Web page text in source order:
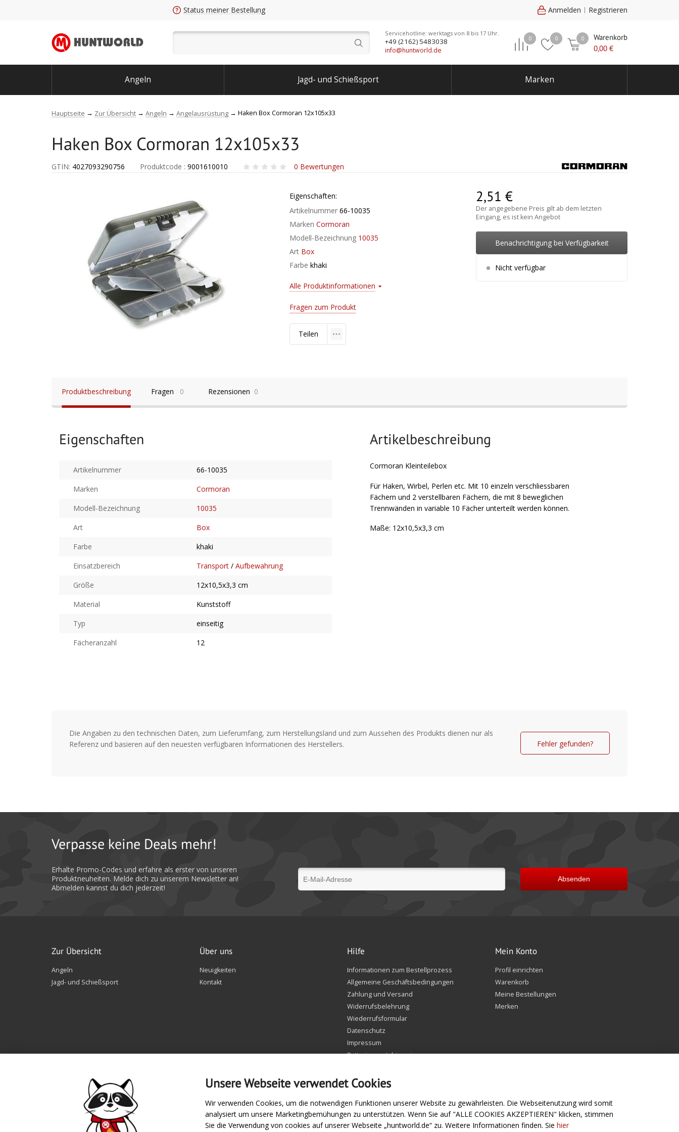
Status meiner Bestellung Anmelden Registrieren
Servicehotline: werktags von 8 bis 17 Uhr.
+49 (2162) 5483038
info@huntworld.de
0 0 0
Warenkorb
0,00 €
Angeln Jagd- und Schießsport Marken
Hauptseite Zur Übersicht Angeln Angelausrüstung Haken Box Cormoran 12x105x33
Haken Box Cormoran 12x105x33
GTIN: 4027093290756 Produktcode : 9001610010 0 Bewertungen
Eigenschaften:
Artikelnummer 66-10035
Marken Cormoran
Modell-Bezeichnung 10035
Art Box
Farbe khaki
Alle Produktinformationen
Fragen zum Produkt
Teilen
2,51 €
Der angegebene Preis gilt ab dem letzten
Eingang, es ist kein Angebot
Benachrichtigung bei Verfügbarkeit
Nicht verfügbar
Produktbeschreibung Fragen 0 Rezensionen 0
Eigenschaften
Artikelnummer
66-10035
Marken
Cormoran
Modell-Bezeichnung
10035
Art
Box
Farbe
khaki
Einsatzbereich
Transport / Aufbewahrung
Größe
12x10,5x3,3 cm
Material
Kunststoff
Typ
einseitig
Fächeranzahl
12
Artikelbeschreibung
Cormoran Kleinteilebox
Für Haken, Wirbel, Perlen etc. Mit 10 einzeln verschliessbaren
Fächern und 2 verstellbaren Fächern, die mit 8 beweglichen
Trennwänden in variable 10 Fächer unterteilt werden können.
Maße: 12x10,5x3,3 cm
Die Angaben zu den technischen Daten, zum Lieferumfang, zum Herstellungsland und zum Aussehen des Produkts dienen nur als
Referenz und basieren auf den neuesten verfügbaren Informationen des Herstellers.
Fehler gefunden?
Verpasse keine Deals mehr!
Erhalte Promo-Codes und erfahre als erster von unseren
Produktneuheiten. Melde dich zu unserem Newsletter an!
Abmelden kannst du dich jederzeit!
Absenden
Zur Übersicht
Angeln
Jagd- und Schießsport
Über uns
Neuigkeiten
Kontakt
Hilfe
Informationen zum Bestellprozess
Allgemeine Geschäftsbedingungen
Zahlung und Versand
Widerrufsbelehrung
Wiederrufsformular
Datenschutz
Impressum
Batteriegesetzhinweise
Einstellungen Cookie
Mein Konto
Profil einrichten
Warenkorb
Meine Bestellungen
Merken
Zahlungsarten Folge uns
Unsere Webseite verwendet Cookies
Wir verwenden Cookies, um die notwendigen Funktionen unserer Website zu gewährleisten. Die Webseitenutzung wird somit
analysiert um unsere Marketingbemühungen zu unterstützen. Wenn Sie auf "ALLE COOKIES AKZEPTIEREN" klicken, stimmen
Sie die Verwendung von cookies auf unserer Webseite „huntworld.de“ zu. Weitere Informationen finden. Sie hier